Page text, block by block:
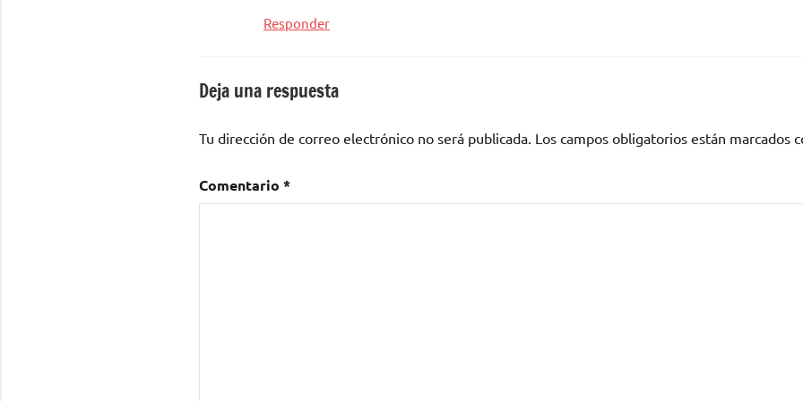
Responder
Deja una respuesta
Tu dirección de correo electrónico no será publicada. Los campos obligatorios están marcados
Comentario *